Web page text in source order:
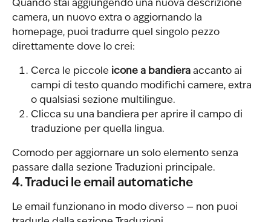
Quando stai aggiungendo una nuova descrizione
camera, un nuovo extra o aggiornando la
homepage, puoi tradurre quel singolo pezzo
direttamente dove lo crei:
Cerca le piccole icone a bandiera accanto ai
campi di testo quando modifichi camere, extra
o qualsiasi sezione multilingue.
Clicca su una bandiera per aprire il campo di
traduzione per quella lingua.
Comodo per aggiornare un solo elemento senza
passare dalla sezione Traduzioni principale.
4. Traduci le email automatiche
Le email funzionano in modo diverso — non puoi